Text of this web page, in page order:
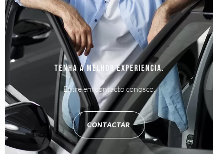
Tenha a melhor experiencia.
Entre em contacto conosco.
CONTACTAR